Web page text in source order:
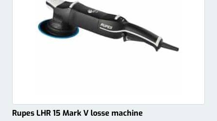
Rupes LHR 15 Mark V losse machine